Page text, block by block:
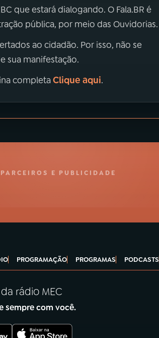
que estará dialogando. O Fala.BR é
pública, por meio das Ouvidorias.
ao cidadão. Por isso, não se
sua manifestação.
completaClique aqui.
PARCEIROS E PUBLICIDADE
PROGRAMAÇÃO PROGRAMAS PODCASTS
rádio MEC
sempre com você.